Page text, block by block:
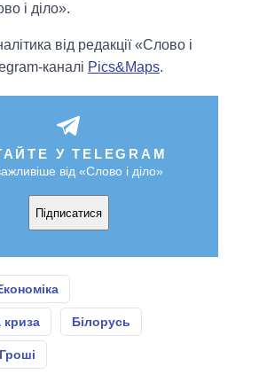
і діло».
від редакції «Слово і
каналі Pics&Maps.
У TELEGRAM
від «Слово і діло»
Підписатися
криза Білорусь
Гроші